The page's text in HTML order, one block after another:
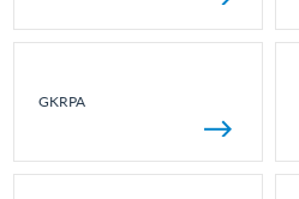
GKRPA